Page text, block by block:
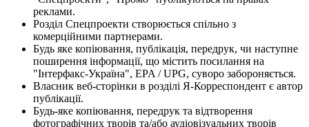
реклами.
Розділ Спецпроекти створюється спільно з
комерційними партнерами.
Будь яке копіювання, публікація, передрук, чи наступне
поширення інформації, що містить посилання на
"Інтерфакс-Україна", EPA / UPG, суворо забороняється.
Власник веб-сторінки в розділі Я-Корреспондент є автор
публікації.
Будь-яке копіювання, передрук та відтворення
фотографічних творів та/або аудіовізуальних творів